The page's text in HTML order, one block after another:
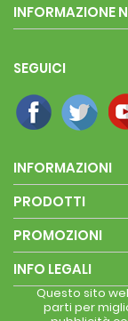
INFORMAZIONE
SEGUICI
INFORMAZIONI
PRODOTTI
PROMOZIONI
INFO LEGALI
Questo sito
parti per